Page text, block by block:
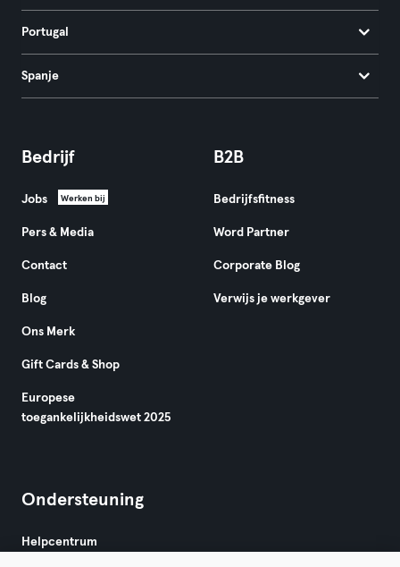
Portugal
Spanje
Bedrijf
Jobs Werken bij
Pers & Media
Contact
Blog
Ons Merk
Gift Cards & Shop
Europese
toegankelijkheidswet 2025
B2B
Bedrijfsfitness
Word Partner
Corporate Blog
Verwijs je werkgever
Ondersteuning
Helpcentrum